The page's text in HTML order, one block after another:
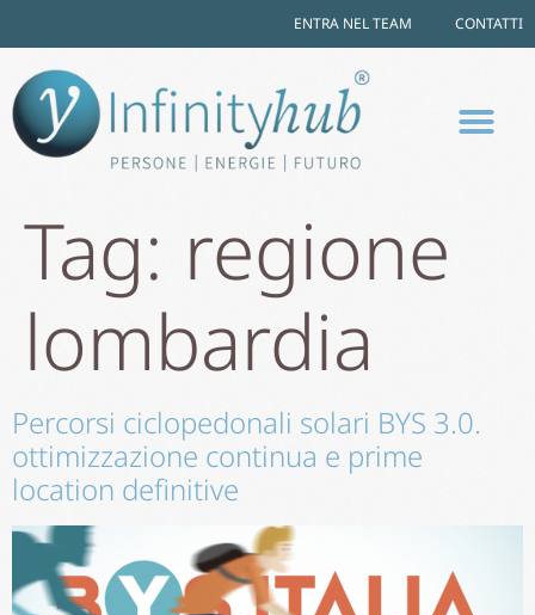
ENTRA NEL TEAM CONTATTI
Tag: regione
lombardia
Percorsi ciclopedonali solari BYS 3.0.
ottimizzazione continua e prime
location definitive